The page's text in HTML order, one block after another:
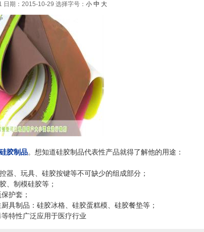
日期：2015-10-29 选择字号： 小 中 大
硅胶制品。想知道硅胶制品代表性产品就得了解他的用途：
器、玩具、硅胶按键等不可缺少的组成部分；
、制模硅胶等；
护套；
制品：硅胶冰格、硅胶蛋糕模、硅胶餐垫等；
性广泛应用于医疗行业